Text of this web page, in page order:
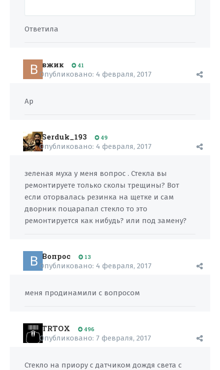
Ответила
вжик 41
Опубликовано: 4 февраля, 2017
Ар
Serduk_193 49
Опубликовано: 4 февраля, 2017
зеленая муха у меня вопрос . Стекла вы
ремонтируете только сколы трещины? Вот
если оторвалась резинка на щетке и сам
дворник поцарапал стекло то это
ремонтируется как нибудь? или под замену?
Вопрос 13
Опубликовано: 4 февраля, 2017
меня продинамили с вопросом
TRTOX 496
Опубликовано: 7 февраля, 2017
Стекло на приору с датчиком дождя света с